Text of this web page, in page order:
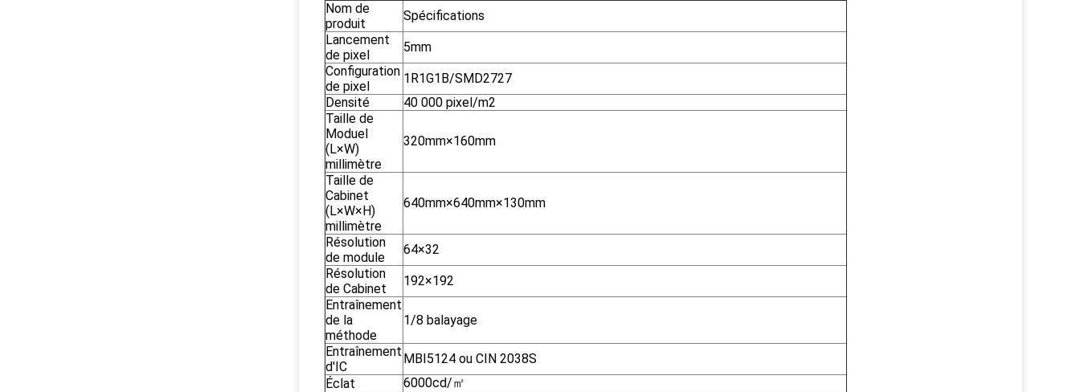
Nom de
produit
Spécifications
Lancement
de pixel
5mm
Configuration
de pixel
1R1G1B/SMD2727
Densité
40 000 pixel/m2
Taille de
Moduel
(L×W)
millimètre
320mm×160mm
Taille de
Cabinet
(L×W×H)
millimètre
640mm×640mm×130mm
Résolution
de module
64×32
Résolution
de Cabinet
192×192
Entraînement
de la
méthode
1/8 balayage
Entraînement
d'IC
MBI5124 ou CIN 2038S
Éclat
6000cd/㎡